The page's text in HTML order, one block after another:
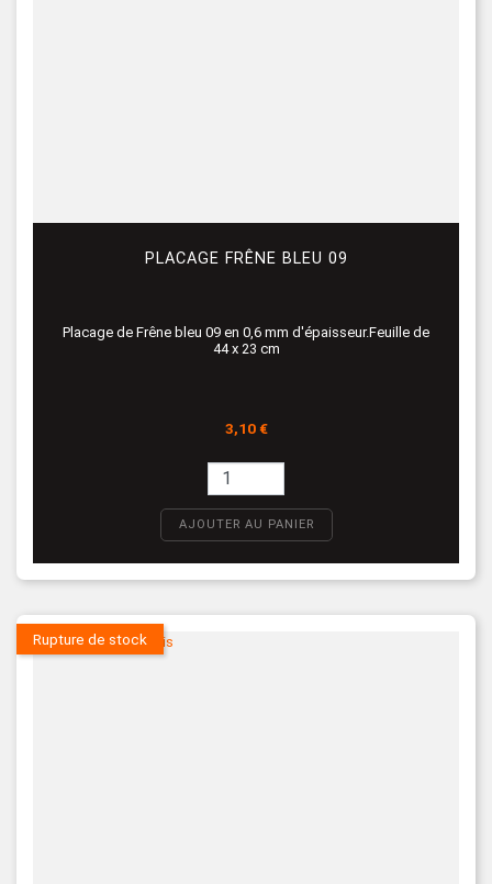
PLACAGE FRÊNE BLEU 09
Placage de Frêne bleu 09 en 0,6 mm d'épaisseur.Feuille de
44 x 23 cm
Prix
3,10 €
AJOUTER AU PANIER
Rupture de stock